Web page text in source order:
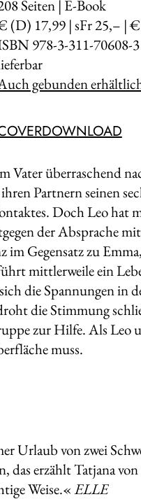
Seiten | E-Book
(D) 17,99 | sFr 25,– |
978-3-311-70608-3
gebunden
Vater überraschend
Partnern seinen
Doch Leo hat
der Absprache
Gegensatz zu
mittlerweile ein
die Spannungen in
die Stimmung
zur Hilfe. Als Leo
muss.
Urlaub von zwei
das erzählt Tatjana
Weise.«ELLE